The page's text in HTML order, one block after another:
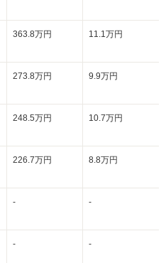
363.8万円 11.1万円
273.8万円 9.9万円
248.5万円 10.7万円
226.7万円 8.8万円
- -
- -